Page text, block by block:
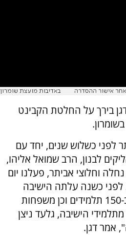
אישור ההסדרה באדיבות מועצת שומרון
בירך על החלטת הקבינט
לפני כשלוש שנים, יחד עם
לבנון, הרב שמואל אליהו,
וחלוצי אביתר, פעלנו יום
לפני כשנה עלתה הישיבה
בחזרה לאביתר, שמונה כ-150 תלמידים וכן משפחות
הישיבה, גלעד ניצן
אמר דגן.